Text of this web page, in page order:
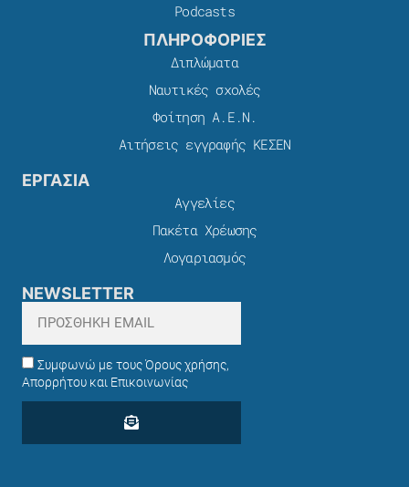
Podcasts
ΠΛΗΡΟΦΟΡΙΕΣ
Διπλώματα
Ναυτικές σχολές
Φοίτηση Α.Ε.Ν.
Αιτήσεις εγγραφής ΚΕΣΕΝ
ΕΡΓΑΣΙΑ
Αγγελίες
Πακέτα Χρέωσης​
Λογαριασμός
NEWSLETTER
Συμφωνώ με τους Όρους χρήσης,
Απορρήτου και Επικοινωνίας